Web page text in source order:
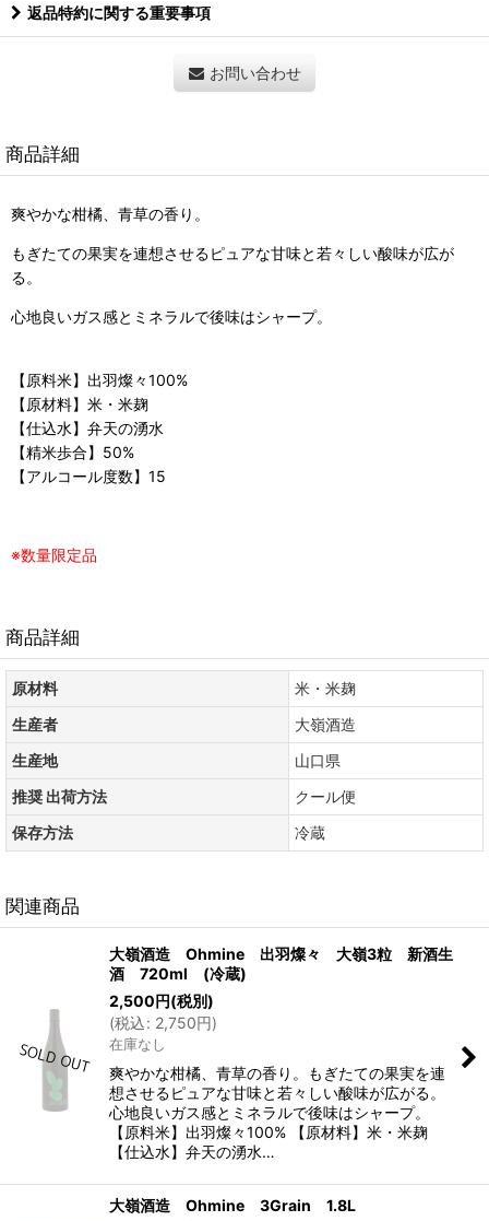
返品特約に関する重要事項
お問い合わせ
商品詳細
爽やかな柑橘、青草の香り。
もぎたての果実を連想させるピュアな甘味と若々しい酸味が広が
る。
心地良いガス感とミネラルで後味はシャープ。
【原料米】出羽燦々100%
【原材料】米・米麹
【仕込水】弁天の湧水
【精米歩合】50%
【アルコール度数】15
※数量限定品
商品詳細
原材料
米・米麹
生産者
大嶺酒造
生産地
山口県
推奨 出荷方法
クール便
保存方法
冷蔵
関連商品
大嶺酒造 Ohmine 出羽燦々 大嶺3粒 新酒生
酒 720ml (冷蔵)
2,500円(税別)
(税込: 2,750円)
在庫なし
爽やかな柑橘、青草の香り。もぎたての果実を連
想させるピュアな甘味と若々しい酸味が広がる。
心地良いガス感とミネラルで後味はシャープ。
【原料米】出羽燦々100% 【原材料】米・米麹
【仕込水】弁天の湧水…
大嶺酒造 Ohmine 3Grain 1.8L